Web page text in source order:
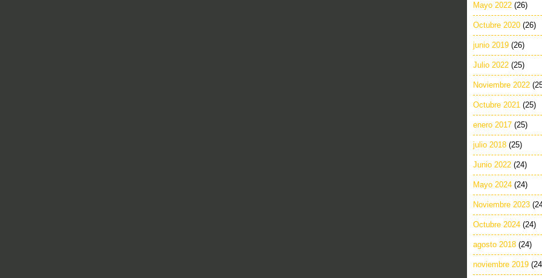
Mayo 2022 (26)
Octubre 2020 (26)
junio 2019 (26)
Julio 2022 (25)
Noviembre 2022
Octubre 2021 (25)
enero 2017 (25)
julio 2018 (25)
Junio 2022 (24)
Mayo 2024 (24)
Noviembre 2023
Octubre 2024 (24)
agosto 2018 (24)
noviembre 2019